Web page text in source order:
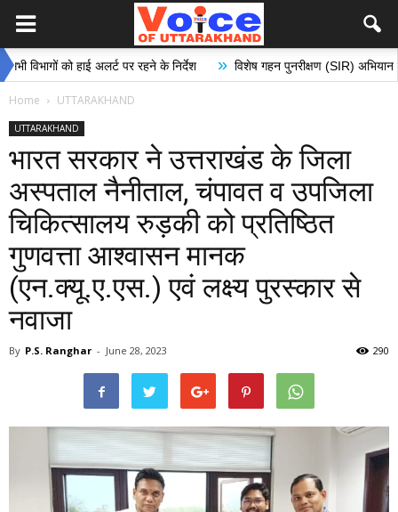
को हाई अलर्ट पर रहने के निर्देश » विशेष गहन पुनरीक्षण (SIR) अभियान के अंतर्गत
Home UTTARAKHAND
UTTARAKHAND
भारत सरकार ने उत्तराखंड के जिला
अस्पताल नैनीताल, चंपावत व उपजिला
चिकित्सालय रुड़की को प्रतिष्ठित
गुणवत्ता आश्वासन मानक
(एन.क्यू.ए.एस.) एवं लक्ष्य पुरस्कार से
नवाजा
By P.S. Ranghar - June 28, 2023 290